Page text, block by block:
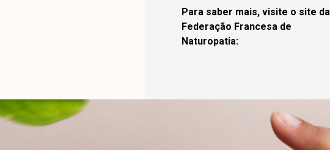
Para saber mais, visite o site da
Federação Francesa de
Naturopatia: